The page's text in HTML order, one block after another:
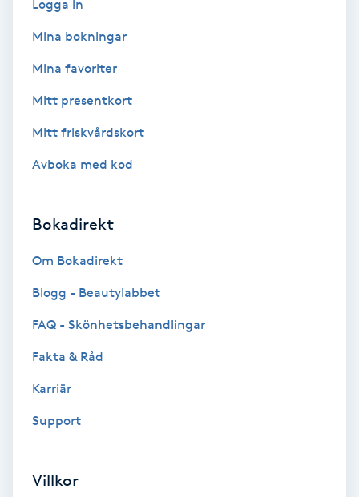
Herrklippning
Hollywood Peel
Hudvård
Hyperhidros
Logga in
Mina bokningar
Mina favoriter
Mitt presentkort
Mitt friskvårdskort
Avboka med kod
Bokadirekt
Om Bokadirekt
Blogg - Beautylabbet
FAQ - Skönhetsbehandlingar
Fakta & Råd
Karriär
Support
Villkor